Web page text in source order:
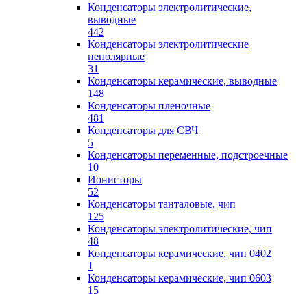
Конденсаторы электролитические,
выводные
442
Конденсаторы электролитические
неполярные
31
Конденсаторы керамические, выводные
148
Конденсаторы пленочные
481
Конденсаторы для СВЧ
5
Конденсаторы переменные, подстроечные
10
Ионисторы
52
Конденсаторы танталовые, чип
125
Конденсаторы электролитические, чип
48
Конденсаторы керамические, чип 0402
1
Конденсаторы керамические, чип 0603
15